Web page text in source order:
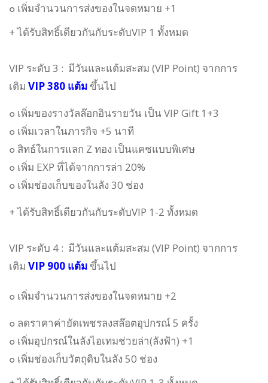
๐ เพิ่มจำนวนการส่งของในจดหมาย +1
+ ได้รับสิทธิ์เดียวกันกับระดับVIP 1 ทั้งหมด
VIP ระดับ 3 : มีวันและแต้มสะสม (VIP Point) จากการ
เติม VIP 380 แต้ม ขึ้นไป
๐ เพิ่มของรางวัลล๊อกอินรายวัน เป็น VIP Gift 1+3
๐ เพิ่มเวลาในภารกิจ +5 นาที
๐ สิทธ์ในการแลก Z ทอง เป็นแคชแบบพิเศษ
๐ เพิ่ม EXP ที่ได้จากการล่า 20%
๐ เพิ่มช่องเก็บของในลัง 30 ช่อง
+ ได้รับสิทธิ์เดียวกันกับระดับVIP 1-2 ทั้งหมด
VIP ระดับ 4 : มีวันและแต้มสะสม (VIP Point) จากการ
เติม VIP 900 แต้ม ขึ้นไป
๐ เพิ่มจำนวนการส่งของในจดหมาย +2
๐ ลดราคาค่ายัดเพชรลงสล๊อตอุปกรณ์ 5 ครั้ง
๐ เพิ่มอุปกรณ์ในลังไอเทมช่วยล่า(ลังฟ้า) +1
๐ เพิ่มช่องเก็บวัตถุดิบในลัง 50 ช่อง